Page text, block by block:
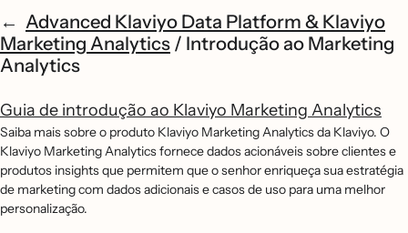
Advanced Klaviyo Data Platform & Klaviyo
Marketing Analytics / Introdução ao Marketing
Analytics
Guia de introdução ao Klaviyo Marketing Analytics
Saiba mais sobre o produto Klaviyo Marketing Analytics da Klaviyo. O
Klaviyo Marketing Analytics fornece dados acionáveis sobre clientes e
produtos insights que permitem que o senhor enriqueça sua estratégia
de marketing com dados adicionais e casos de uso para uma melhor
personalização.